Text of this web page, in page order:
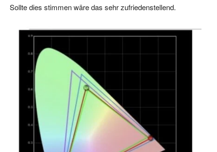
Sollte dies stimmen wäre das sehr zufriedenstellend.